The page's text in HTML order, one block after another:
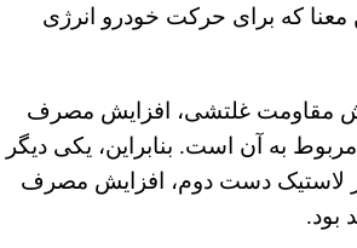
معنا که برای حرکت خودرو انرژی
مقاومت غلتشی، افزایش مصرف
به آن است. بنابراین، یکی دیگر
لاستیک دست دوم، افزایش مصرف
بود.